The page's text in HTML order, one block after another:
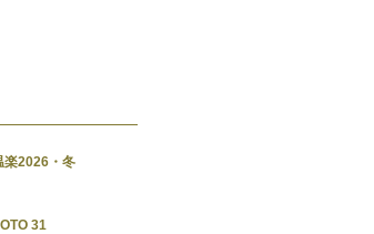
楽2026・冬
31